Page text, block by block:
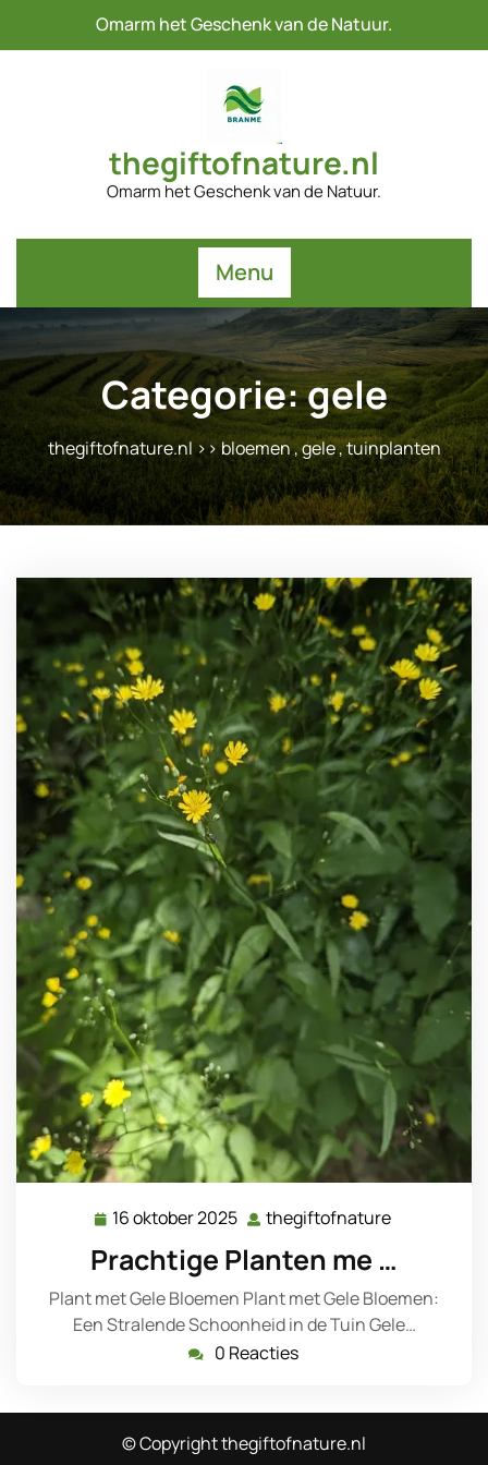
Omarm het Geschenk van de Natuur.
thegiftofnature.nl
Omarm het Geschenk van de Natuur.
Menu
Categorie:gele
thegiftofnature.nl>>bloemen,gele,tuinplanten
16 oktober 2025 16
oktober
2025
thegiftofnature
Prachtige Planten me …
Plant met Gele Bloemen Plant met Gele Bloemen:
Een Stralende Schoonheid in de Tuin Gele…
0 Reacties
© Copyright thegiftofnature.nl